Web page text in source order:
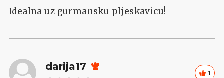
Idealna uz gurmansku pljeskavicu!
darija17
1